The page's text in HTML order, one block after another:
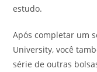
estudo.
Após completar um
University, você
série de outras